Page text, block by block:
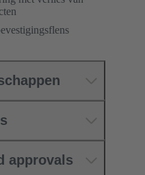
approvals